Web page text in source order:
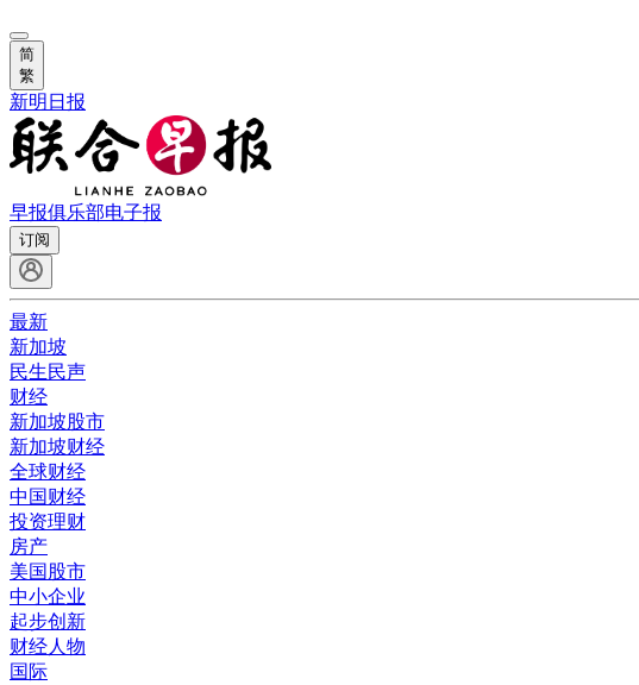
简
繁
新明日报
早报俱乐部电子报
订阅
最新
新加坡
民生民声
财经
新加坡股市
新加坡财经
全球财经
中国财经
投资理财
房产
美国股市
中小企业
起步创新
财经人物
国际